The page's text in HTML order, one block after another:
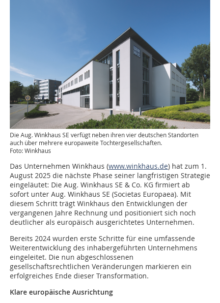
­Die Aug. Winkhaus SE verfügt neben ihren vier deutschen Standorten
auch über mehrere europaweite Tochtergesellschaften.
Foto: Winkhaus
Das Unternehmen Winkhaus (www.winkhaus.de) hat zum 1.
August 2025 die nächste Phase seiner langfristigen Strategie
eingeläutet: Die Aug. Winkhaus SE & Co. KG firmiert ab
sofort unter Aug. Winkhaus SE (Societas Europaea). Mit
diesem Schritt trägt Winkhaus den Entwicklungen der
vergangenen Jahre Rechnung und positioniert sich noch
deutlicher als europäisch ausgerichtetes Unternehmen.
Bereits 2024 wurden erste Schritte für eine umfassende
Weiterentwicklung des inhabergeführten Unternehmens
eingeleitet. Die nun abgeschlossenen
gesellschaftsrechtlichen Veränderungen markieren ein
erfolgreiches Ende dieser Transformation.
Klare europäische Ausrichtung